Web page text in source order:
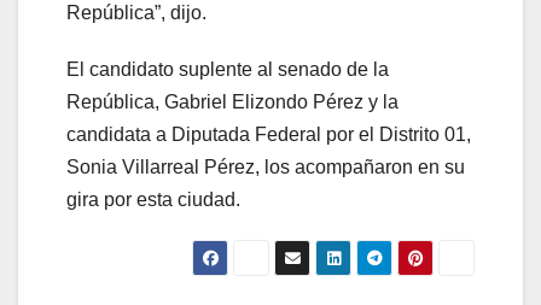
República”, dijo.
El candidato suplente al senado de la
República, Gabriel Elizondo Pérez y la
candidata a Diputada Federal por el Distrito 01,
Sonia Villarreal Pérez, los acompañaron en su
gira por esta ciudad.